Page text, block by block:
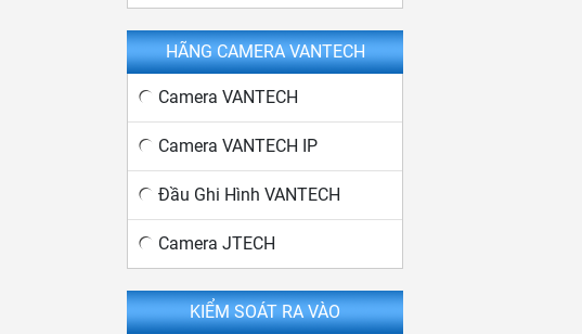
HÃNG CAMERA VANTECH
Camera VANTECH
Camera VANTECH IP
Đầu Ghi Hình VANTECH
Camera JTECH
KIỂM SOÁT RA VÀO